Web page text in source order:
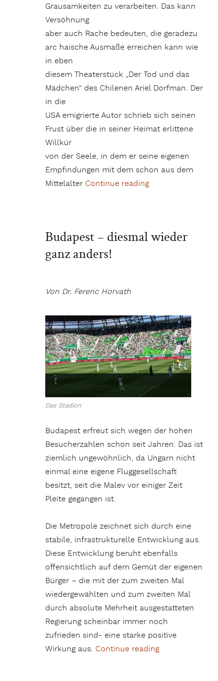
Grausamkeiten zu verarbeiten. Das kann
Versöhnung
aber auch Rache bedeuten, die geradezu
arc haische Ausmaße erreichen kann wie
in eben
diesem Theaterstück „Der Tod und das
Mädchen“ des Chilenen Ariel Dorfman. Der
in die
USA emigrierte Autor schrieb sich seinen
Frust über die in seiner Heimat erlittene
Willkür
von der Seele, in dem er seine eigenen
Empfindungen mit dem schon aus dem
Mittelalter Continue reading„„Der Tod und
Budapest – diesmal wieder
ganz anders!
Von Dr. Ferenc Horvath
Das Stadion
Budapest erfreut sich wegen der hohen
Besucherzahlen schon seit Jahren. Das ist
ziemlich ungewöhnlich, da Ungarn nicht
einmal eine eigene Fluggesellschaft
besitzt, seit die Malev vor einiger Zeit
Pleite gegangen ist.
Die Metropole zeichnet sich durch eine
stabile, infrastrukturelle Entwicklung aus.
Diese Entwicklung beruht ebenfalls
offensichtlich auf dem Gemüt der eigenen
Bürger – die mit der zum zweiten Mal
wiedergewählten und zum zweiten Mal
durch absolute Mehrheit ausgestatteten
Regierung scheinbar immer noch
zufrieden sind- eine starke positive
Wirkung aus. Continue reading„Budapest –